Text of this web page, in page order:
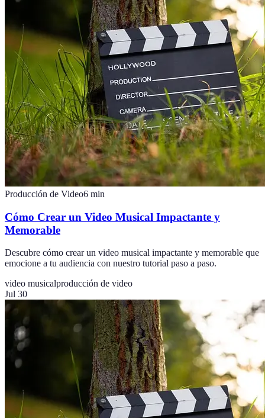
Producción de Video6 min
Cómo Crear un Video Musical Impactante y
Memorable
Descubre cómo crear un video musical impactante y memorable que
emocione a tu audiencia con nuestro tutorial paso a paso.
video musicalproducción de video
Jul 30